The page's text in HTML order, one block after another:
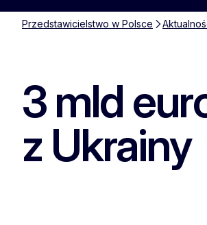
Przedstawicielstwo w Polsce
3 mld
z Ukrainy